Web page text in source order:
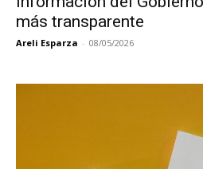
más transparente
Areli Esparza - 08/05/2026